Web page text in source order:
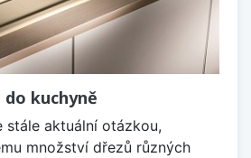
kuchyně
aktuální otázkou,
množství dřezů různých